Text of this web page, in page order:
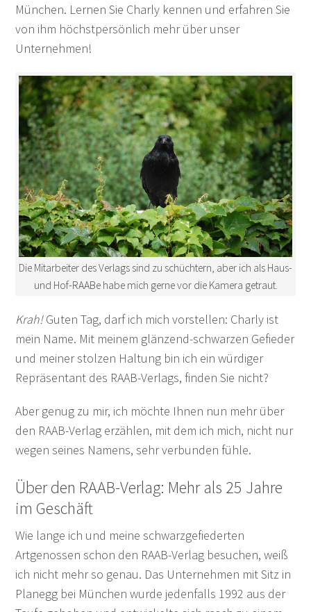
München. Lernen Sie Charly kennen und erfahren Sie
von ihm höchstpersönlich mehr über unser
Unternehmen!
Die Mitarbeiter des Verlags sind zu schüchtern, aber ich als Haus-
und Hof-RAABe habe mich gerne vor die Kamera getraut.
Krah!Guten Tag, darf ich mich vorstellen: Charly ist
mein Name. Mit meinem glänzend-schwarzen Gefieder
und meiner stolzen Haltung bin ich ein würdiger
Repräsentant des RAAB-Verlags, finden Sie nicht?
Aber genug zu mir, ich möchte Ihnen nun mehr über
den RAAB-Verlag erzählen, mit dem ich mich, nicht nur
wegen seines Namens, sehr verbunden fühle.
Über den RAAB-Verlag: Mehr als 25 Jahre
im Geschäft
Wie lange ich und meine schwarzgefiederten
Artgenossen schon den RAAB-Verlag besuchen, weiß
ich nicht mehr so genau. Das Unternehmen mit Sitz in
Planegg bei München wurde jedenfalls 1992 aus der